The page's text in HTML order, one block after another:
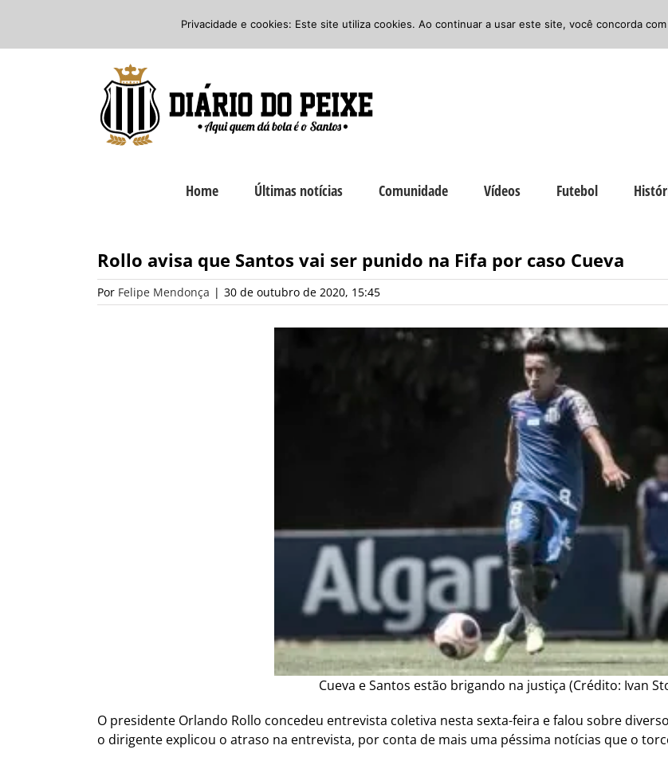
o
Facebook
Instagram
Home Últimas notícias Comunidade Vídeos Futebol
Rollo avisa que Santos vai ser punido na Fifa por caso Cueva
Por Felipe Mendonça | 30 de outubro de 2020, 15:45
Cueva e Santos estão brigando na justiça (Crédito: Ivan
O presidente Orlando Rollo concedeu entrevista coletiva nesta sexta-feira e falou sobre
o dirigente explicou o atraso na entrevista, por conta de mais uma péssima notícias que o
Privacidade e cookies: Este site utiliza cookies. Ao continuar a usar este site, você concorda